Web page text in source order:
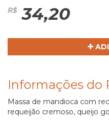
R$ 34,20
Informações do
Massa de mandioca com
requeijão cremoso, queijo